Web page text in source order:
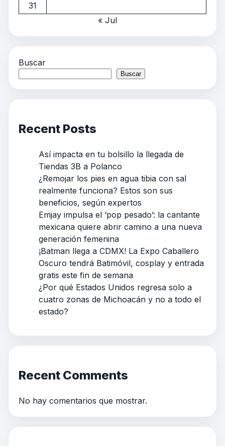
31
« Jul
Buscar
Buscar
Recent Posts
Así impacta en tu bolsillo la llegada de
Tiendas 3B a Polanco
¿Remojar los pies en agua tibia con sal
realmente funciona? Estos son sus
beneficios, según expertos
Emjay impulsa el ‘pop pesado’: la cantante
mexicana quiere abrir camino a una nueva
generación femenina
¡Batman llega a CDMX! La Expo Caballero
Oscuro tendrá Batimóvil, cosplay y entrada
gratis este fin de semana
¿Por qué Estados Unidos regresa solo a
cuatro zonas de Michoacán y no a todo el
estado?
Recent Comments
No hay comentarios que mostrar.